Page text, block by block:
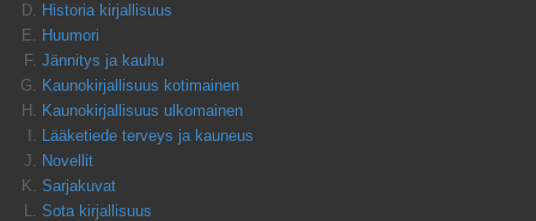
Historia kirjallisuus
Huumori
Jännitys ja kauhu
Kaunokirjallisuus kotimainen
Kaunokirjallisuus ulkomainen
Lääketiede terveys ja kauneus
Novellit
Sarjakuvat
Sota kirjallisuus